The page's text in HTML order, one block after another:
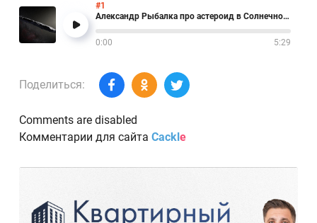
#1
Александр Рыбалка про астероид в Солнечной системе
0:00 5:29
Поделиться:
Comments are disabled
Комментарии для сайта Cackl e